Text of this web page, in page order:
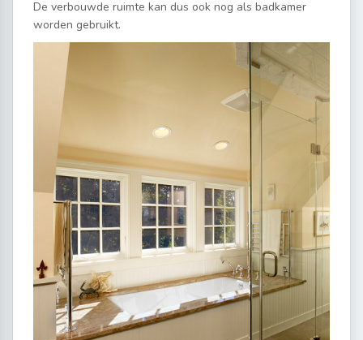
De verbouwde ruimte kan dus ook nog als badkamer
worden gebruikt.